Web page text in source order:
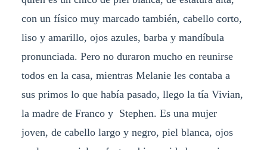
con un físico muy marcado también, cabello corto,
liso y amarillo, ojos azules, barba y mandíbula
pronunciada. Pero no duraron mucho en reunirse
todos en la casa, mientras Melanie les contaba a
sus primos lo que había pasado, llego la tía Vivian,
la madre de Franco y Stephen. Es una mujer
joven, de cabello largo y negro, piel blanca, ojos